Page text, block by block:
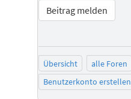
Beitrag melden
Übersicht alle Foren
Benutzerkonto erstellen